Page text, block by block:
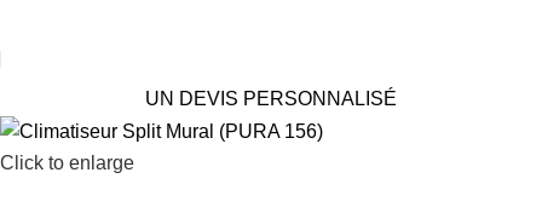
UN DEVIS PERSONNALISÉ
Click to enlarge